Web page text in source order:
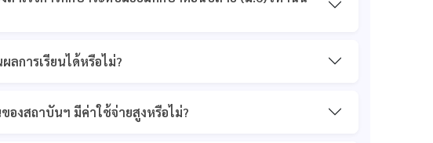
ลการเรียนได้หรือไม่?
องสถาบันฯ มีค่าใช้จ่ายสูงหรือไม่?